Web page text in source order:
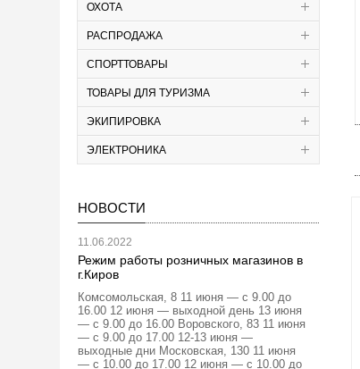
ОХОТА
РАСПРОДАЖА
СПОРТТОВАРЫ
ТОВАРЫ ДЛЯ ТУРИЗМА
ЭКИПИРОВКА
ЭЛЕКТРОНИКА
НОВОСТИ
11.06.2022
Режим работы розничных магазинов в
г.Киров
Комсомольская, 8 11 июня — с 9.00 до
16.00 12 июня — выходной день 13 июня
— с 9.00 до 16.00 Воровского, 83 11 июня
— с 9.00 до 17.00 12-13 июня —
выходные дни Московская, 130 11 июня
— с 10.00 до 17.00 12 июня — с 10.00 до